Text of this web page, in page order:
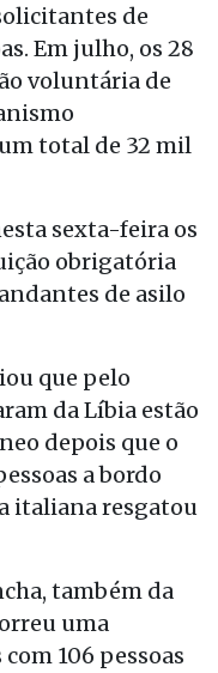
de
Em julho, os 28
voluntária de
total de 32 mil
sexta-feira os
obrigatória
de asilo
que pelo
da Líbia estão
depois que o
a bordo
italiana resgatou
também da
uma
106 pessoas